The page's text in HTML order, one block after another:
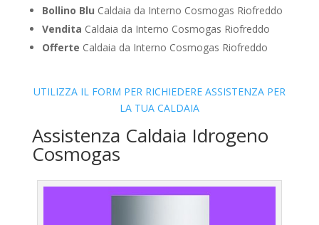
Bollino Blu Caldaia da Interno Cosmogas Riofreddo
Vendita Caldaia da Interno Cosmogas Riofreddo
Offerte Caldaia da Interno Cosmogas Riofreddo
UTILIZZA IL FORM PER RICHIEDERE ASSISTENZA PER
LA TUA CALDAIA
Assistenza Caldaia Idrogeno
Cosmogas